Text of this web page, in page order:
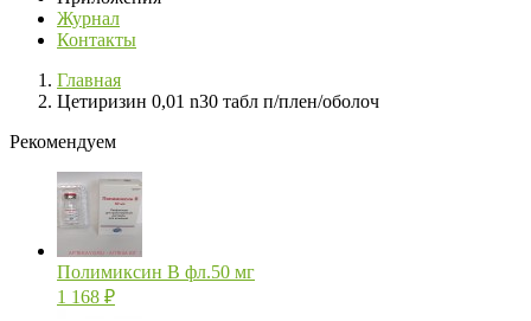
Журнал
Контакты
Главная
Цетиризин 0,01 n30 табл п/плен/оболоч
Рекомендуем
Полимиксин В фл.50 мг
1 168 ₽